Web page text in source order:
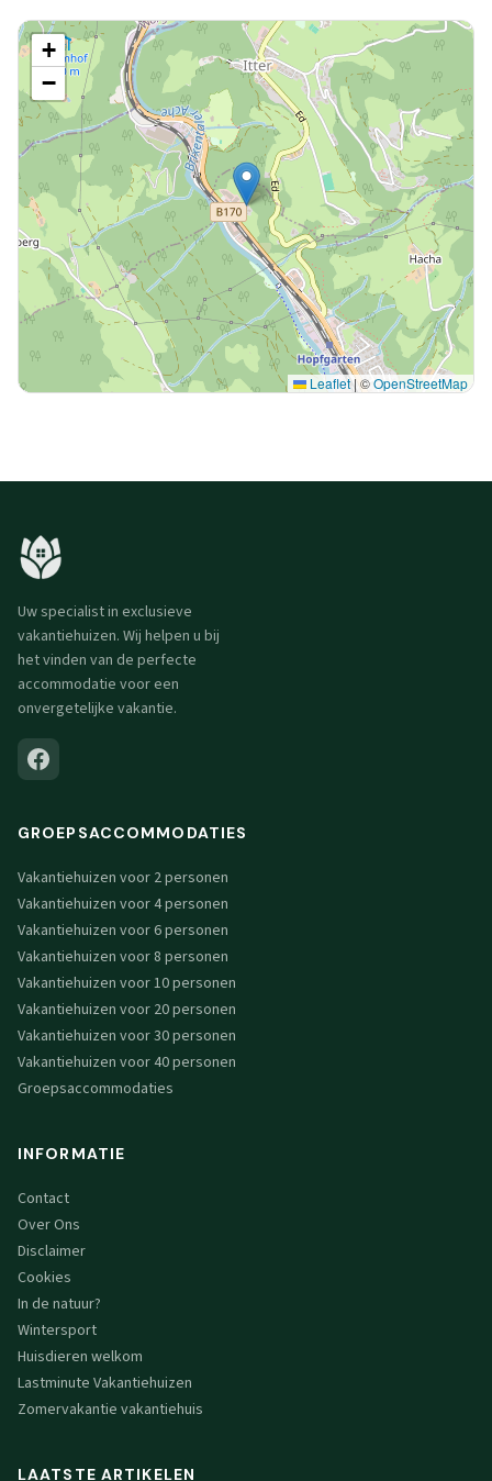
+
−
Leaflet|©OpenStreetMap
Uw specialist in exclusieve
vakantiehuizen. Wij helpen u bij
het vinden van de perfecte
accommodatie voor een
onvergetelijke vakantie.
GROEPSACCOMMODATIES
Vakantiehuizen voor 2 personen
Vakantiehuizen voor 4 personen
Vakantiehuizen voor 6 personen
Vakantiehuizen voor 8 personen
Vakantiehuizen voor 10 personen
Vakantiehuizen voor 20 personen
Vakantiehuizen voor 30 personen
Vakantiehuizen voor 40 personen
Groepsaccommodaties
INFORMATIE
Contact
Over Ons
Disclaimer
Cookies
In de natuur?
Wintersport
Huisdieren welkom
Lastminute Vakantiehuizen
Zomervakantie vakantiehuis
LAATSTE ARTIKELEN